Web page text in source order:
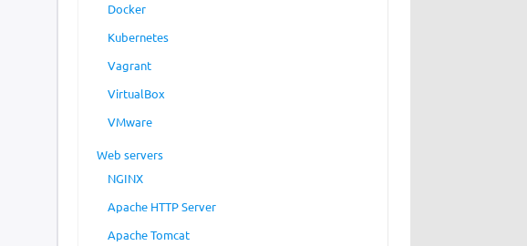
Docker
Kubernetes
Vagrant
VirtualBox
VMware
Web servers
NGINX
Apache HTTP Server
Apache Tomcat